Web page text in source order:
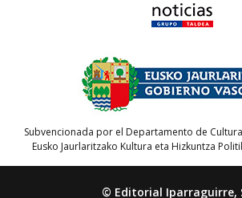
Subvencionada por el Departamento de
Eusko Jaurlaritzako Kultura eta Hizkuntza
© Editorial Iparraguirre,